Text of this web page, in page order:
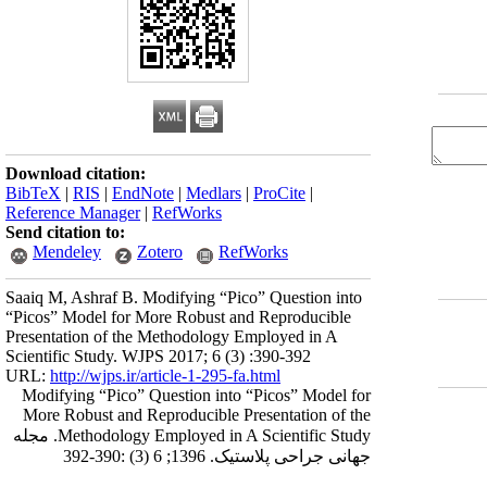
Download citation:
BibTeX | RIS | EndNote | Medlars | ProCite |
Reference Manager| RefWorks
Send citation to:
Mendeley
Zotero RefWorks
Saaiq M, Ashraf B. Modifying “Pico” Question into
“Picos” Model for More Robust and Reproducible
Presentation of the Methodology Employed in A
Scientific Study. WJPS 2017; 6 (3) :390-392
URL: http://wjps.ir/article-1-295-fa.html
Modifying “Pico” Question into “Picos” Model for
More Robust and Reproducible Presentation of the
Methodology Employed in A Scientific Study. مجله
جهانی جراحی پلاستیک. 1396; 6 (3) :390-392